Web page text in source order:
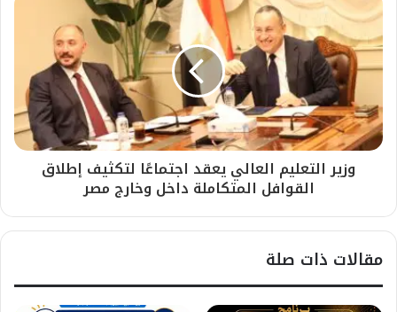
وزير التعليم العالي يعقد اجتماعًا لتكثيف إطلاق
القوافل المتكاملة داخل وخارج مصر
مقالات ذات صلة